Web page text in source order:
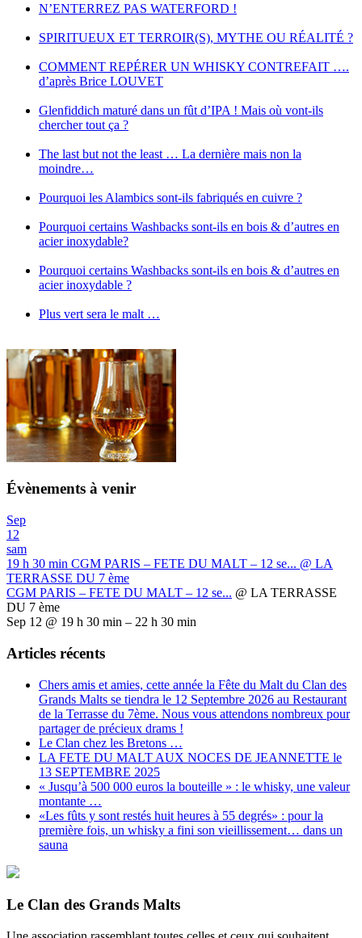
N’ENTERREZ PAS WATERFORD !
SPIRITUEUX ET TERROIR(S), MYTHE OU RÉALITÉ ?
COMMENT REPÉRER UN WHISKY CONTREFAIT ….
d’après Brice LOUVET
Glenfiddich maturé dans un fût d’IPA ! Mais où vont-ils
chercher tout ça ?
The last but not the least … La dernière mais non la
moindre…
Pourquoi les Alambics sont-ils fabriqués en cuivre ?
Pourquoi certains Washbacks sont-ils en bois & d’autres en
acier inoxydable?
Pourquoi certains Washbacks sont-ils en bois & d’autres en
acier inoxydable ?
Plus vert sera le malt …
Évènements à venir
Sep
12
sam
19 h 30 min CGM PARIS – FETE DU MALT – 12 se... @ LA
TERRASSE DU 7 ème
CGM PARIS – FETE DU MALT – 12 se... @ LA TERRASSE
DU 7 ème
Sep 12 @ 19 h 30 min – 22 h 30 min
Articles récents
Chers amis et amies, cette année la Fête du Malt du Clan des
Grands Malts se tiendra le 12 Septembre 2026 au Restaurant
de la Terrasse du 7ème. Nous vous attendons nombreux pour
partager de précieux drams !
Le Clan chez les Bretons …
LA FETE DU MALT AUX NOCES DE JEANNETTE le
13 SEPTEMBRE 2025
« Jusqu’à 500 000 euros la bouteille » : le whisky, une valeur
montante …
«Les fûts y sont restés huit heures à 55 degrés» : pour la
première fois, un whisky a fini son vieillissement… dans un
sauna
Le Clan des Grands Malts